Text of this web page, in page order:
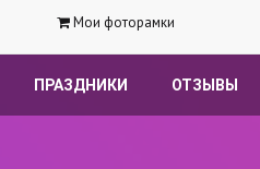
Мои фоторамки
ПРАЗДНИКИ ОТЗЫВЫ